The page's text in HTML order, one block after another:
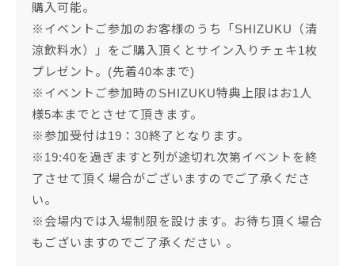
購入可能。
※イベントご参加のお客様のうち「SHIZUKU（清
涼飲料水）」をご購入頂くとサイン入りチェキ1枚
プレゼント。(先着40本まで)
※イベントご参加時のSHIZUKU特典上限はお1人
様5本までとさせて頂きます。
※参加受付は19：30終了となります。
※19:40を過ぎますと列が途切れ次第イベントを終
了させて頂く場合がございますのでご了承くださ
い。
※会場内では入場制限を設けます。お待ち頂く場合
もございますのでご了承ください 。